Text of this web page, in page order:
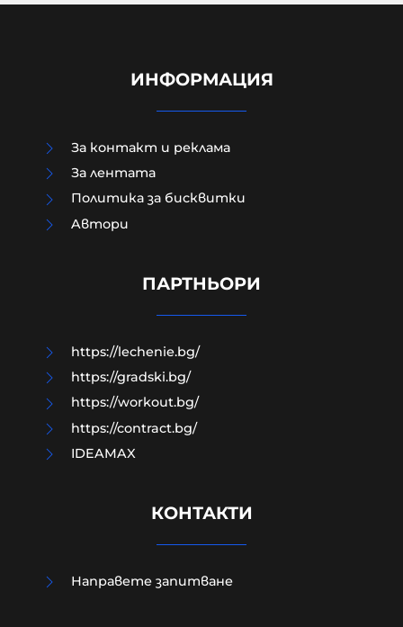
Модернизацията на бойната ни
години нехайство и саботажи
УНИЦЕФ: Израел убива средно по
ИНФОРМАЦИЯ
За контакт и реклама
За лентата
Политика за бисквитки
Aвтори
ПАРТНЬОРИ
https://lechenie.bg/
https://gradski.bg/
https://workout.bg/
https://contract.bg/
IDEAMAX
КОНТАКТИ
Направете запитване